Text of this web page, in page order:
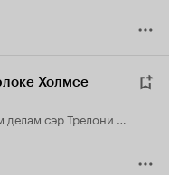
Холмсе
сэр Трелони Хоуп